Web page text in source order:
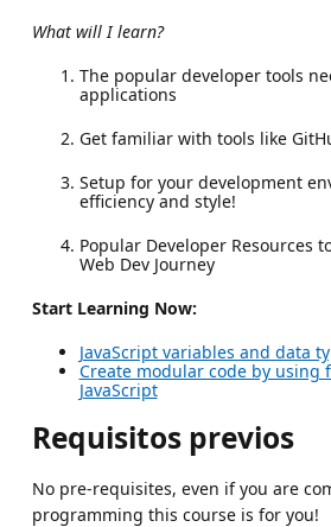
What will I learn?
The popular developer tools
applications
Get familiar with tools like
Setup for your development
efficiency and style!
Popular Developer Resources
Web Dev Journey
Start Learning Now:
JavaScript variables and data
Create modular code by using
JavaScript
Requisitos previos
No pre-requisites, even if you are
programming this course is for you!